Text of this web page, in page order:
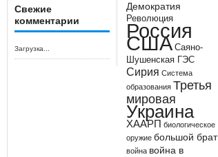
Свежие
комментарии
Загрузка...
Демократия
Революция
Россия
США Саяно-
Шушенская ГЭС
Сирия Система
образования Третья
мировая
Украина
ХААРП биологическое
оружие большой брат
война война в